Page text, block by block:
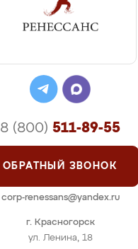
г. Красногорск
ул. Ленина, 18
8 (800) 511-89-55
ОБРАТНЫЙ ЗВОНОК
corp-renessans@yandex.ru